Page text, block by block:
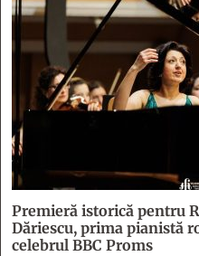
Premieră istorică pentru
Dăriescu, prima pianistă
celebrul BBC Proms